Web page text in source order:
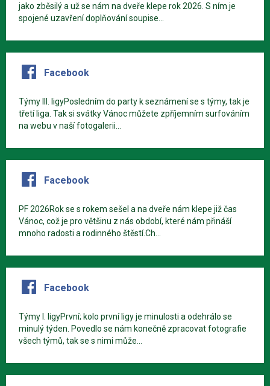
jako zběsilý a už se nám na dveře klepe rok 2026. S ním je
spojené uzavření doplňování soupise...
Facebook
Týmy III. ligyPosledním do party k seznámení se s týmy, tak je
třetí liga. Tak si svátky Vánoc můžete zpříjemním surfováním
na webu v naší fotogalerii...
Facebook
PF 2026Rok se s rokem sešel a na dveře nám klepe již čas
Vánoc, což je pro většinu z nás období, které nám přináší
mnoho radosti a rodinného štěstí.Ch...
Facebook
Týmy I. ligyPrvní; kolo první ligy je minulosti a odehrálo se
minulý týden. Povedlo se nám konečně zpracovat fotografie
všech týmů, tak se s nimi může...